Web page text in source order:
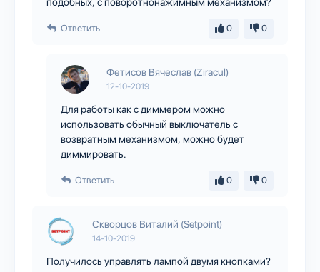
Ответить 0 0
Фетисов Вячеслав (Ziracul)
12-10-2019
Для работы как с диммером можно
использовать обычный выключатель с
возвратным механизмом, можно будет
диммировать.
Ответить 0 0
Скворцов Виталий (Setpoint)
14-10-2019
Получилось управлять лампой двумя кнопками?